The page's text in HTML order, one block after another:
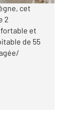
cet
2
et
de 55